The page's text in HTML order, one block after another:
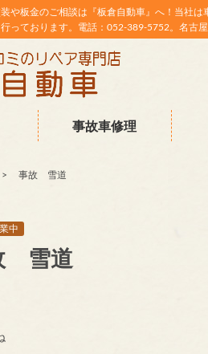
装や板金のご相談は『板倉自動車』へ！当社
っております。電話：052-389-5752。名古
事故車修理
事故 雪道
中
雪道